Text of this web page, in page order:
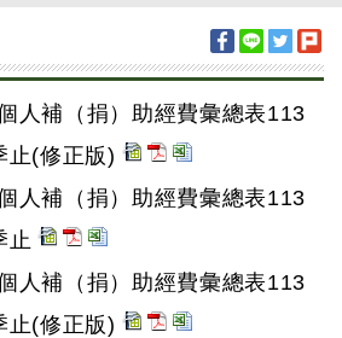
人補（捐）助經費彙總表113
止(修正版)
人補（捐）助經費彙總表113
止
人補（捐）助經費彙總表113
止(修正版)